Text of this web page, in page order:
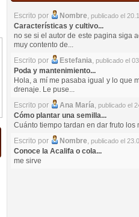
Escrito por Nombre, publicado el
Características y cultivo...
no se si el autor de este pagina siga
muy contento de...
Escrito por
Estefania, publicado el
Poda y mantenimiento...
Hola, a mí me pasaba igual y lo que
drenaje. Le puse...
Escrito por
Ana María, publicado el
Cómo plantar una semilla...
Cuánto tiempo tardan en dar fruto los
Escrito por
Nombre, publicado el
Conoce la Acalifa o cola...
me sirve